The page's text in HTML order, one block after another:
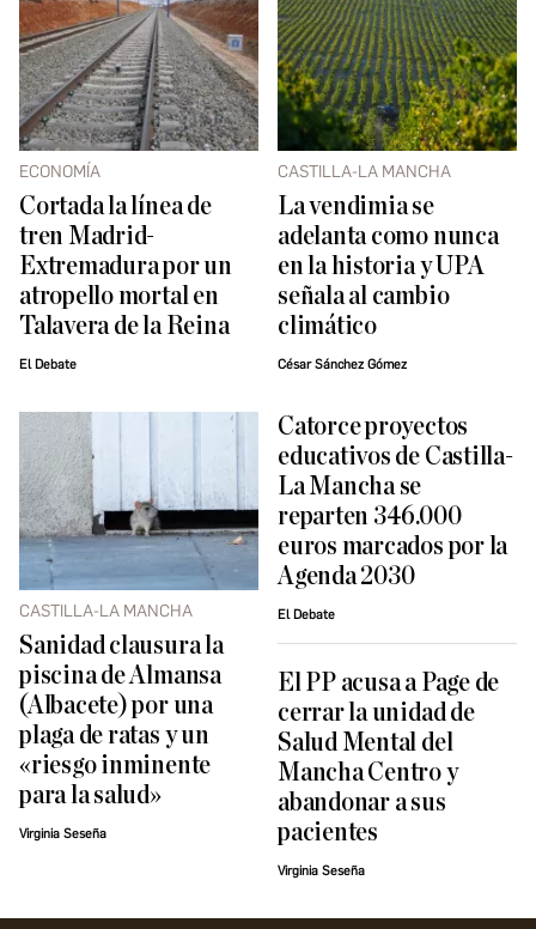
ECONOMÍA
Cortada la línea de
tren Madrid-
Extremadura por un
atropello mortal en
Talavera de la Reina
El Debate
CASTILLA-LA MANCHA
La vendimia se
adelanta como nunca
en la historia y UPA
señala al cambio
climático
César Sánchez Gómez
CASTILLA-LA MANCHA
Sanidad clausura la
piscina de Almansa
(Albacete) por una
plaga de ratas y un
«riesgo inminente
para la salud»
Virginia Seseña
Catorce proyectos
educativos de Castilla-
La Mancha se
reparten 346.000
euros marcados por la
Agenda 2030
El Debate
El PP acusa a Page de
cerrar la unidad de
Salud Mental del
Mancha Centro y
abandonar a sus
pacientes
Virginia Seseña